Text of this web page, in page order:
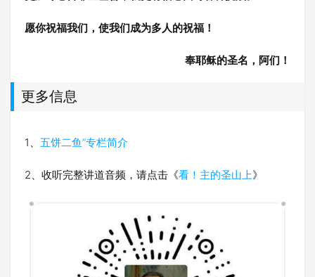
愿你祝福我们，使我们成为多人的祝福！
奉耶稣的圣名，阿们！
更多信息
1、 五饼二鱼”专栏简介
2、收听完整讲道音频，请点击《看！主的圣山上》